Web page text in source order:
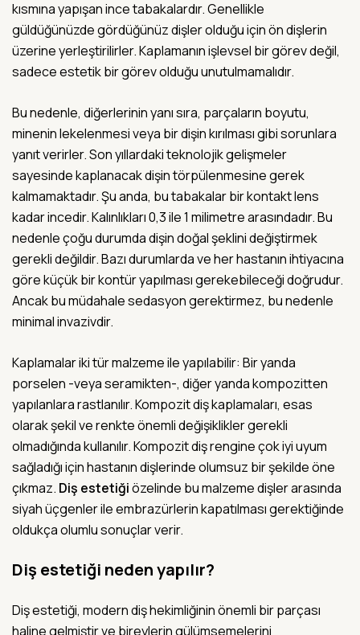
kısmına yapışan ince tabakalardır. Genellikle
güldüğünüzde gördüğünüz dişler olduğu için ön dişlerin
üzerine yerleştirilirler. Kaplamanın işlevsel bir görev değil,
sadece estetik bir görev olduğu unutulmamalıdır.
Bu nedenle, diğerlerinin yanı sıra, parçaların boyutu,
minenin lekelenmesi veya bir dişin kırılması gibi sorunlara
yanıt verirler. Son yıllardaki teknolojik gelişmeler
sayesinde kaplanacak dişin törpülenmesine gerek
kalmamaktadır. Şu anda, bu tabakalar bir kontakt lens
kadar incedir. Kalınlıkları 0,3 ile 1 milimetre arasındadır. Bu
nedenle çoğu durumda dişin doğal şeklini değiştirmek
gerekli değildir. Bazı durumlarda ve her hastanın ihtiyacına
göre küçük bir kontür yapılması gerekebileceği doğrudur.
Ancak bu müdahale sedasyon gerektirmez, bu nedenle
minimal invazivdir.
Kaplamalar iki tür malzeme ile yapılabilir: Bir yanda
porselen -veya seramikten-, diğer yanda kompozitten
yapılanlara rastlanılır. Kompozit diş kaplamaları, esas
olarak şekil ve renkte önemli değişiklikler gerekli
olmadığında kullanılır. Kompozit diş rengine çok iyi uyum
sağladığı için hastanın dişlerinde olumsuz bir şekilde öne
çıkmaz. Diş estetiğiözelinde bu malzeme dişler arasında
siyah üçgenler ile embrazürlerin kapatılması gerektiğinde
oldukça olumlu sonuçlar verir.
Diş estetiği neden yapılır?
Diş estetiği, modern diş hekimliğinin önemli bir parçası
haline gelmiştir ve bireylerin gülümsemelerini